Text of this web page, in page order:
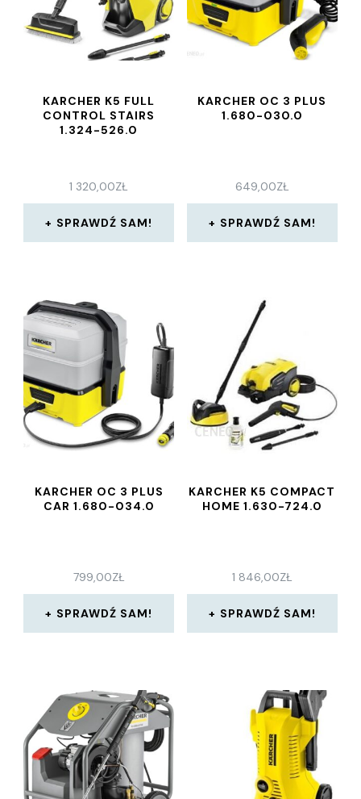
KARCHER K5 FULL
CONTROL STAIRS
1.324-526.0
1 320,00ZŁ
SPRAWDŹ SAM!
KARCHER OC 3 PLUS
1.680-030.0
649,00ZŁ
SPRAWDŹ SAM!
KARCHER OC 3 PLUS
CAR 1.680-034.0
799,00ZŁ
SPRAWDŹ SAM!
KARCHER K5 COMPACT
HOME 1.630-724.0
1 846,00ZŁ
SPRAWDŹ SAM!